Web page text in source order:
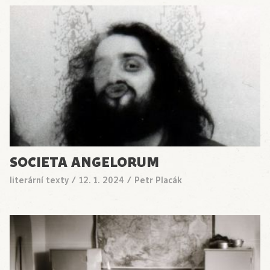
SOCIETA ANGELORUM
literární texty / 12. 1. 2024 / Petr Placák